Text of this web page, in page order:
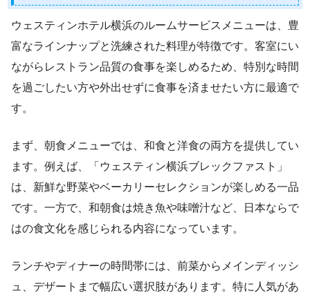
ウェスティンホテル横浜のルームサービスメニューは、豊
富なラインナップと洗練された料理が特徴です。客室にい
ながらレストラン品質の食事を楽しめるため、特別な時間
を過ごしたい方や外出せずに食事を済ませたい方に最適で
す。
まず、朝食メニューでは、和食と洋食の両方を提供してい
ます。例えば、「ウェスティン横浜ブレックファスト」
は、新鮮な野菜やベーカリーセレクションが楽しめる一品
です。一方で、和朝食は焼き魚や味噌汁など、日本ならで
はの食文化を感じられる内容になっています。
ランチやディナーの時間帯には、前菜からメインディッシ
ュ、デザートまで幅広い選択肢があります。特に人気があ